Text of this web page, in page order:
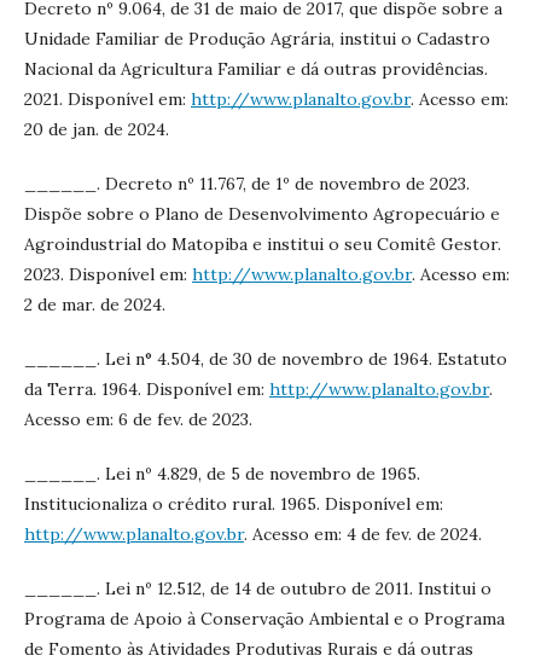
Decreto nº 9.064, de 31 de maio de 2017, que dispõe sobre a
Unidade Familiar de Produção Agrária, institui o Cadastro
Nacional da Agricultura Familiar e dá outras providências.
2021. Disponível em: http://www.planalto.gov.br. Acesso em:
20 de jan. de 2024.
______. Decreto nº 11.767, de 1º de novembro de 2023.
Dispõe sobre o Plano de Desenvolvimento Agropecuário e
Agroindustrial do Matopiba e institui o seu Comitê Gestor.
2023. Disponível em: http://www.planalto.gov.br. Acesso em:
2 de mar. de 2024.
______. Lei n° 4.504, de 30 de novembro de 1964. Estatuto
da Terra. 1964. Disponível em: http://www.planalto.gov.br.
Acesso em: 6 de fev. de 2023.
______. Lei nº 4.829, de 5 de novembro de 1965.
Institucionaliza o crédito rural. 1965. Disponível em:
http://www.planalto.gov.br. Acesso em: 4 de fev. de 2024.
______. Lei nº 12.512, de 14 de outubro de 2011. Institui o
Programa de Apoio à Conservação Ambiental e o Programa
de Fomento às Atividades Produtivas Rurais e dá outras